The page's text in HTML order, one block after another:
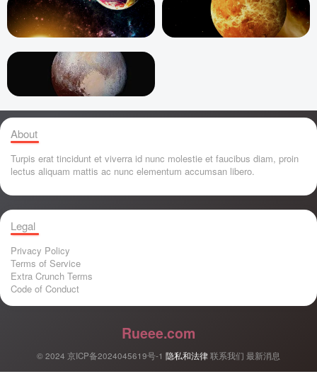
About
Turpis erat tincidunt et viverra id nunc molestie et faucibus diam, proin
lectus aliquam mattis ac nunc elementum accumsan libero.
Legal
Privacy Policy
Terms of Service
Extra Crunch Terms
Code of Conduct
Rueee.com
© 2024 京ICP备2024045619号-1 隐私和法律联系我们 最新消息